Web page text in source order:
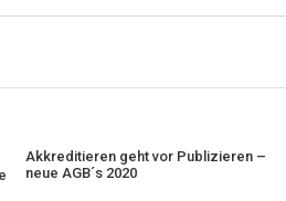
Akkreditieren geht vor Publizieren –
neue AGB´s 2020